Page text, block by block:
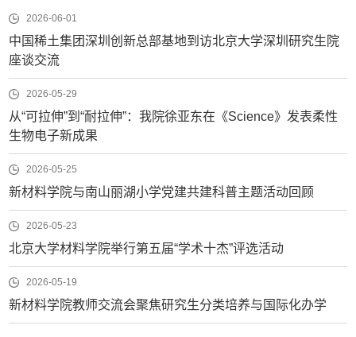
2026-06-01
中国稀土集团深圳创新总部基地到访北京大学深圳研究生院
座谈交流
2026-05-29
从“可拉伸”到“耐拉伸”：我院徐亚东在《Science》发表柔性
生物电子新成果
2026-05-25
新材料学院与南山丽湖小学党建共建科普主题活动回顾
2026-05-23
北京大学材料学院举行第五届“学术十杰”评选活动
2026-05-19
新材料学院教师交流会聚焦研究生分类培养与国际化办学